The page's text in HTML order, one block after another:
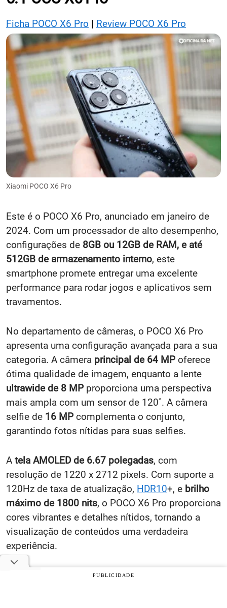
Ficha POCO X6 Pro | Review POCO X6 Pro
Xiaomi POCO X6 Pro
Este é o POCO X6 Pro, anunciado em janeiro de
2024. Com um processador de alto desempenho,
configurações de 8GB ou 12GB de RAM, e até
512GB de armazenamento interno, este
smartphone promete entregar uma excelente
performance para rodar jogos e aplicativos sem
travamentos.
No departamento de câmeras, o POCO X6 Pro
apresenta uma configuração avançada para a sua
categoria. A câmera principal de 64 MP oferece
ótima qualidade de imagem, enquanto a lente
ultrawide de 8 MP proporciona uma perspectiva
mais ampla com um sensor de 120˚. A câmera
selfie de 16 MP complementa o conjunto,
garantindo fotos nítidas para suas selfies.
A tela AMOLED de 6.67 polegadas, com
resolução de 1220 x 2712 pixels. Com suporte a
120Hz de taxa de atualização, HDR10+, e brilho
máximo de 1800 nits, o POCO X6 Pro proporciona
cores vibrantes e detalhes nítidos, tornando a
visualização de conteúdos uma verdadeira
experiência.
bateria de 5000 mAh, o POCO
PUBLICIDADE